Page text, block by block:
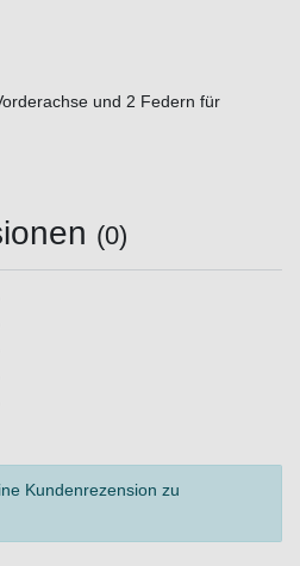
und 2 Federn für
(0)
Kundenrezension zu